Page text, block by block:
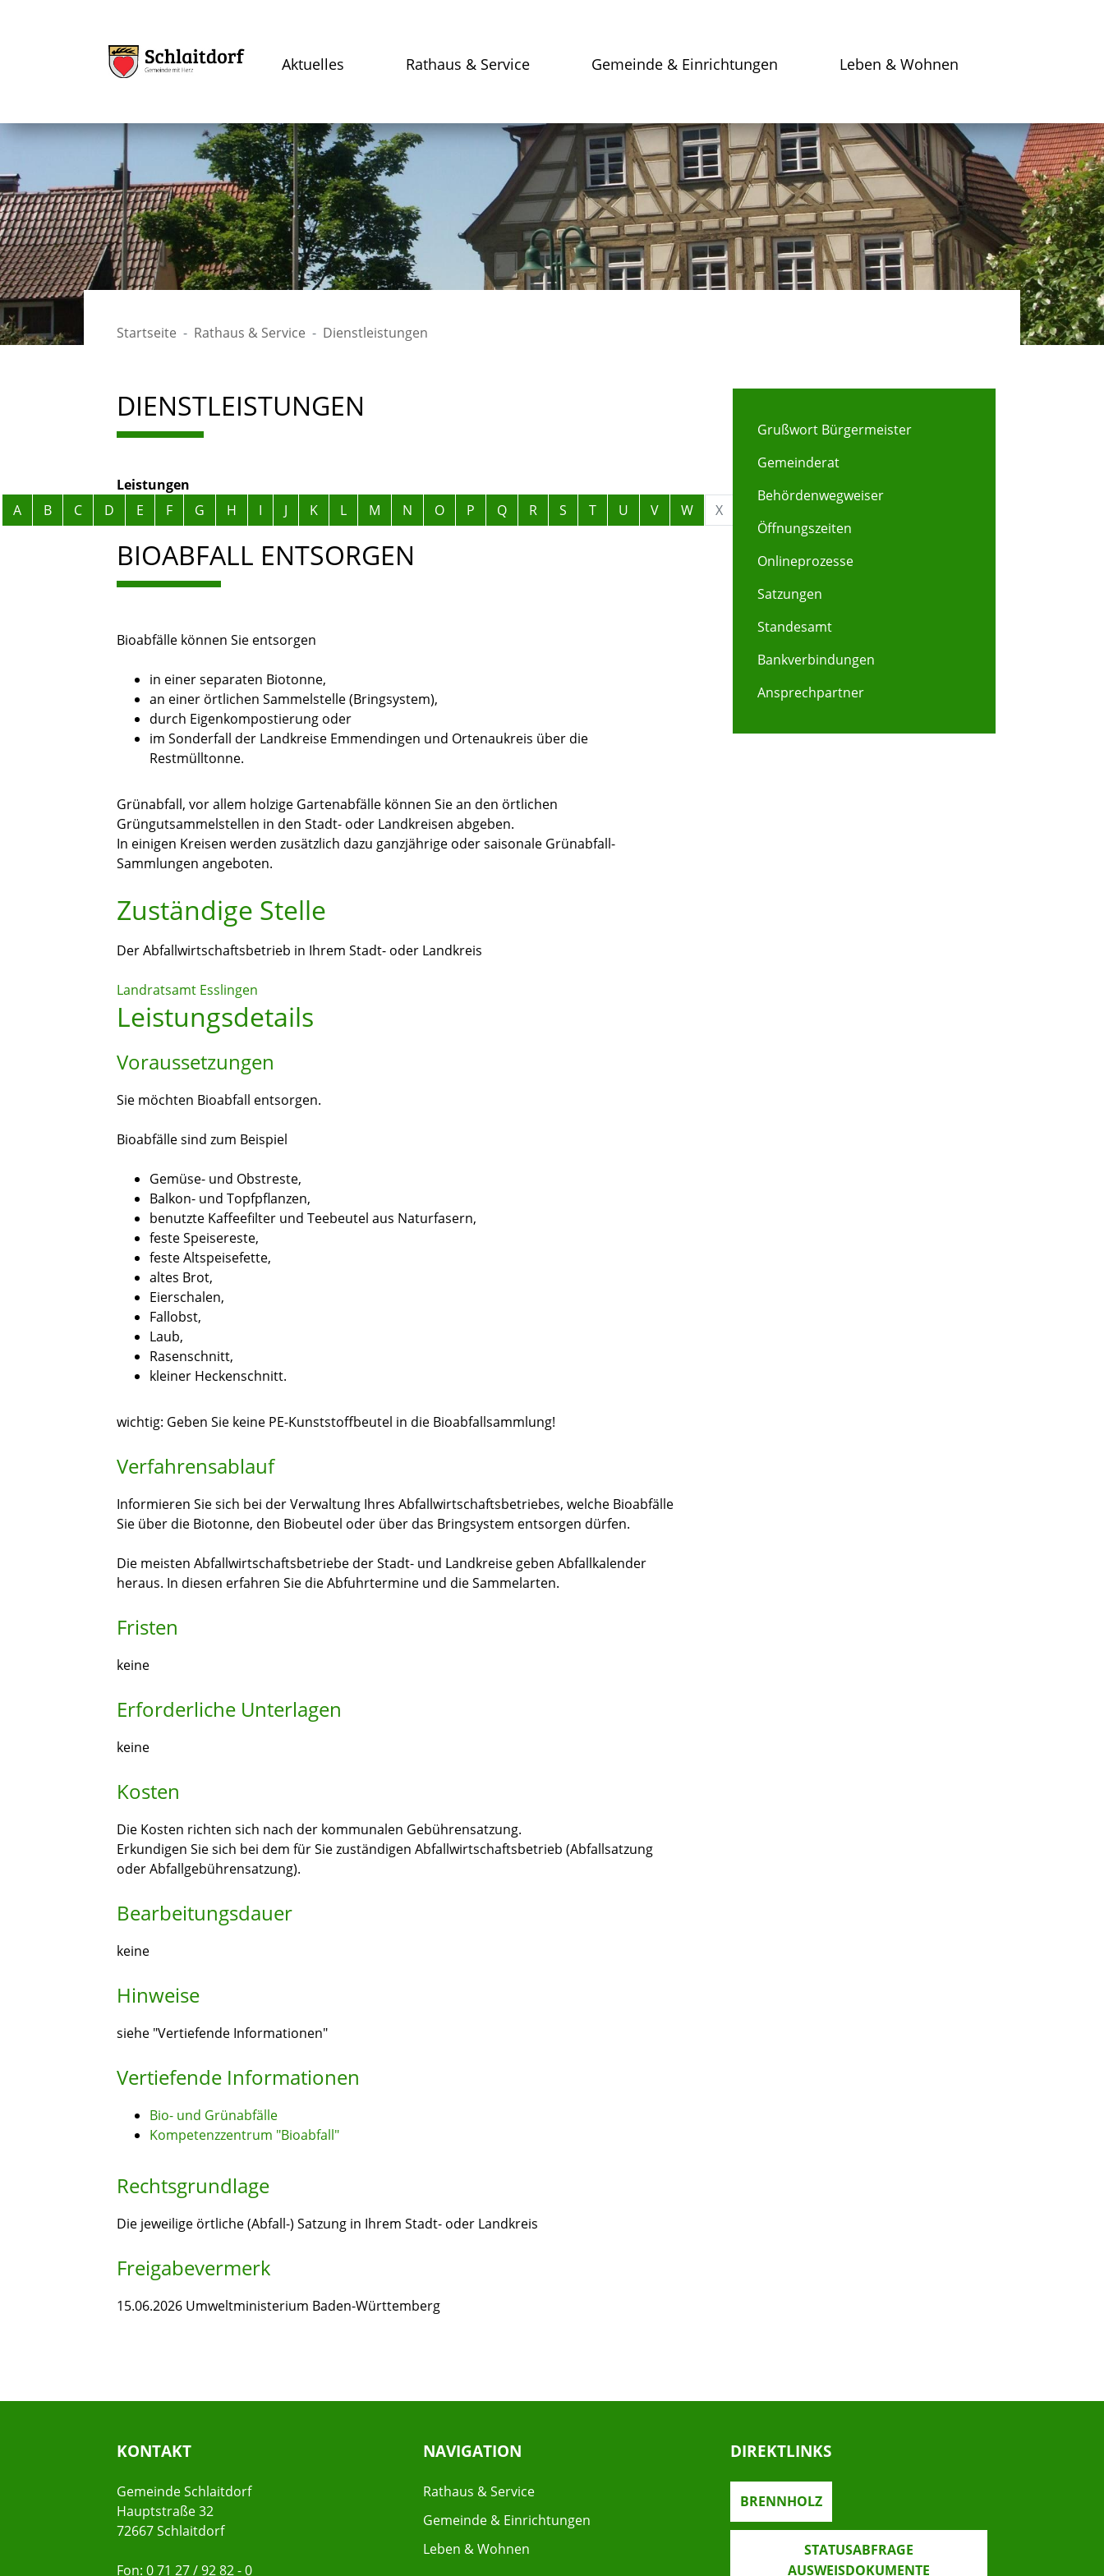
Aktuelles Rathaus & Service Gemeinde & Einrichtungen Leben & Wohnen
Startseite Rathaus & Service Dienstleistungen
DIENSTLEISTUNGEN
Leistungen
Alphabetisches Register überspringen
A B C D E F G H I J K L M N O P Q R S T U V W X
BIOABFALL ENTSORGEN
Bioabfälle können Sie entsorgen
in einer separaten Biotonne,
an einer örtlichen Sammelstelle (Bringsystem),
durch Eigenkompostierung oder
im Sonderfall der Landkreise Emmendingen und Ortenaukreis über die
Restmülltonne.
Grünabfall, vor allem holzige Gartenabfälle können Sie an den örtlichen
Grüngutsammelstellen in den Stadt- oder Landkreisen abgeben.
In einigen Kreisen werden zusätzlich dazu ganzjährige oder saisonale Grünabfall-
Sammlungen angeboten.
Zuständige Stelle
Der Abfallwirtschaftsbetrieb in Ihrem Stadt- oder Landkreis
Landratsamt Esslingen
Leistungsdetails
Voraussetzungen
Sie möchten Bioabfall entsorgen.
Bioabfälle sind zum Beispiel
Gemüse- und Obstreste,
Balkon- und Topfpflanzen,
benutzte Kaffeefilter und Teebeutel aus Naturfasern,
feste Speisereste,
feste Altspeisefette,
altes Brot,
Eierschalen,
Fallobst,
Laub,
Rasenschnitt,
kleiner Heckenschnitt.
wichtig: Geben Sie keine PE-Kunststoffbeutel in die Bioabfallsammlung!
Verfahrensablauf
Informieren Sie sich bei der Verwaltung Ihres Abfallwirtschaftsbetriebes, welche Bioabfälle
Sie über die Biotonne, den Biobeutel oder über das Bringsystem entsorgen dürfen.
Die meisten Abfallwirtschaftsbetriebe der Stadt- und Landkreise geben Abfallkalender
heraus. In diesen erfahren Sie die Abfuhrtermine und die Sammelarten.
Fristen
keine
Erforderliche Unterlagen
keine
Kosten
Die Kosten richten sich nach der kommunalen Gebührensatzung.
Erkundigen Sie sich bei dem für Sie zuständigen Abfallwirtschaftsbetrieb (Abfallsatzung
oder Abfallgebührensatzung).
Bearbeitungsdauer
keine
Hinweise
siehe "Vertiefende Informationen"
Vertiefende Informationen
Bio- und Grünabfälle
Kompetenzzentrum "Bioabfall"
Rechtsgrundlage
Die jeweilige örtliche (Abfall-) Satzung in Ihrem Stadt- oder Landkreis
Freigabevermerk
15.06.2026 Umweltministerium Baden-Württemberg
Grußwort Bürgermeister
Gemeinderat
Behördenwegweiser
Öffnungszeiten
Onlineprozesse
Satzungen
Standesamt
Bankverbindungen
Ansprechpartner
KONTAKT
Gemeinde Schlaitdorf
Hauptstraße 32
72667 Schlaitdorf
Fon: 0 71 27 / 92 82 - 0
NAVIGATION
Rathaus & Service
Gemeinde & Einrichtungen
Leben & Wohnen
DIREKTLINKS
BRENNHOLZ
STATUSABFRAGE
AUSWEISDOKUMENTE